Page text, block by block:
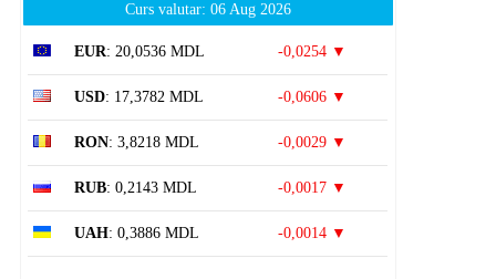
Curs valutar: 06 Aug 2026
EUR: 20,0536 MDL -0,0254 ▼
USD: 17,3782 MDL -0,0606 ▼
RON: 3,8218 MDL -0,0029 ▼
RUB: 0,2143 MDL -0,0017 ▼
UAH: 0,3886 MDL -0,0014 ▼